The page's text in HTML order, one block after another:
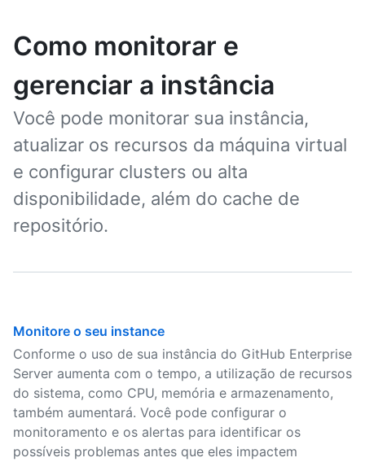
Como monitorar e
gerenciar a instância
Você pode monitorar sua instância,
atualizar os recursos da máquina virtual
e configurar clusters ou alta
disponibilidade, além do cache de
repositório.
Monitore o seu instance
Conforme o uso de sua instância do GitHub Enterprise
Server aumenta com o tempo, a utilização de recursos
do sistema, como CPU, memória e armazenamento,
também aumentará. Você pode configurar o
monitoramento e os alertas para identificar os
possíveis problemas antes que eles impactem